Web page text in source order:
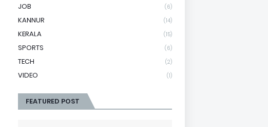
JOB (6)
KANNUR (14)
KERALA (15)
SPORTS (6)
TECH (2)
VIDEO (1)
FEATURED POST